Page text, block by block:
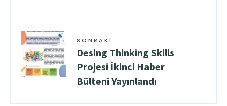
SONRAKI
Desing Thinking Skills
Projesi İkinci Haber
Bülteni Yayınlandı